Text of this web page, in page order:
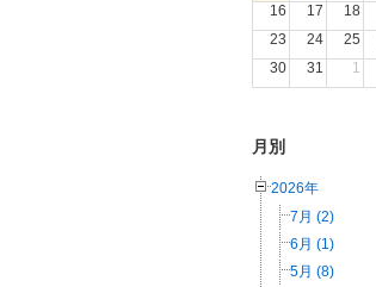
16
17 18
23
24 25
30
31 1
月別
2026年
7月 (2)
6月 (1)
5月 (8)